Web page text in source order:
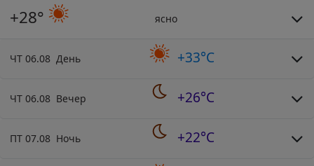
+28° ясно
ЧТ 06.08 День +33°C
ЧТ 06.08 Вечер +26°C
ПТ 07.08 Ночь +22°C